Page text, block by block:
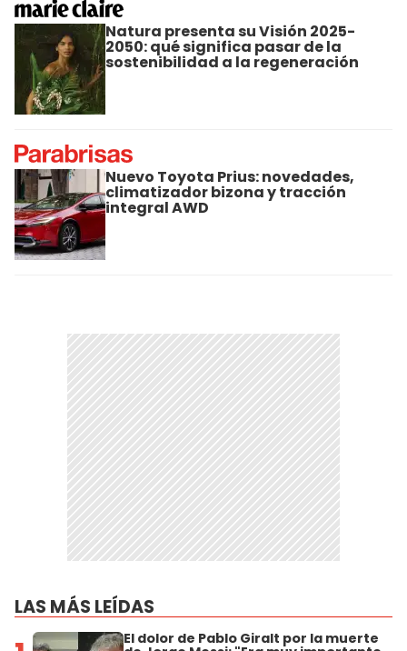
Natura presenta su Visión 2025-
2050: qué significa pasar de la
sostenibilidad a la regeneración
Nuevo Toyota Prius: novedades,
climatizador bizona y tracción
integral AWD
LAS MÁS LEÍDAS
El dolor de Pablo Giralt por la muerte